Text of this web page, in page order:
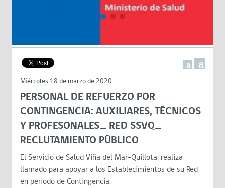
a a
Miércoles 18 de marzo de 2020
PERSONAL DE REFUERZO POR
CONTINGENCIA: AUXILIARES, TÉCNICOS
Y PROFESONALES_ RED SSVQ_
RECLUTAMIENTO PÚBLICO
El Servicio de Salud Viña del Mar-Quillota, realiza
llamado para apoyar a los Establecimientos de su Red
en periodo de Contingencia.